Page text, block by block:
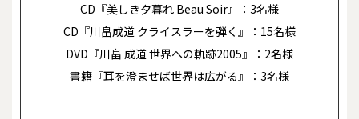
CD『美しき夕暮れ Beau Soir』：3名様
CD『川畠成道 クライスラーを弾く』：15名様
DVD『川畠 成道 世界への軌跡2005』：2名様
書籍『耳を澄ませば世界は広がる』：3名様